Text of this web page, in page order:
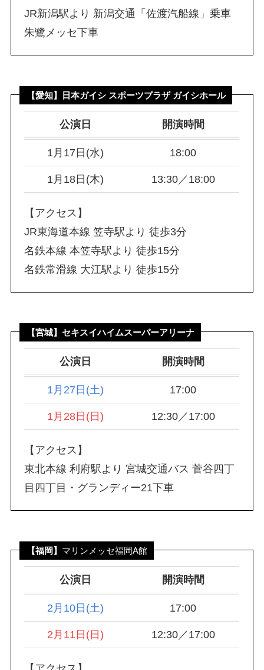
JR新潟駅より 新潟交通「佐渡汽船線」乗車
朱鷺メッセ下車
【愛知】日本ガイシ スポーツプラザ ガイシホール
公演日 開演時間
1月17日(水) 18:00
1月18日(木) 13:30／18:00
【アクセス】
JR東海道本線 笠寺駅より 徒歩3分
名鉄本線 本笠寺駅より 徒歩15分
名鉄常滑線 大江駅より 徒歩15分
【宮城】セキスイハイムスーパーアリーナ
公演日 開演時間
1月27日(土) 17:00
1月28日(日) 12:30／17:00
【アクセス】
東北本線 利府駅より 宮城交通バス 菅谷四丁
目四丁目・グランディー21下車
【福岡】 マリンメッセ福岡A館
公演日 開演時間
2月10日(土) 17:00
2月11日(日) 12:30／17:00